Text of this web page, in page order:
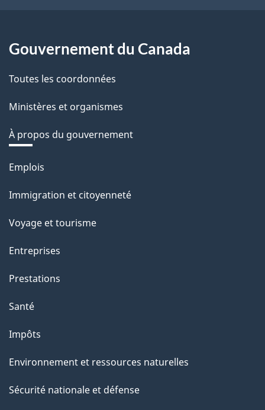
Gouvernement du Canada
Toutes les coordonnées
Ministères et organismes
À propos du gouvernement
Thèmes
sujets
Emplois
Immigration et citoyenneté
Voyage et tourisme
Entreprises
Prestations
Santé
Impôts
Environnement et ressources naturelles
Sécurité nationale et défense